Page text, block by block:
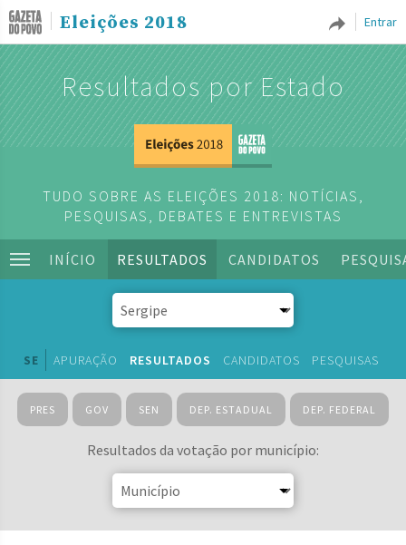
Entrar
Eleições 2018
Resultados por Estado
TUDO SOBRE AS ELEIÇÕES 2018: NOTÍCIAS,
PESQUISAS, DEBATES E ENTREVISTAS
INÍCIO RESULTADOS CANDIDATOS
SE APURAÇÃO RESULTADOS CANDIDATOS PESQUISAS
PRES GOV SEN DEP. ESTADUAL DEP. FEDERAL
Resultados da votação por município: